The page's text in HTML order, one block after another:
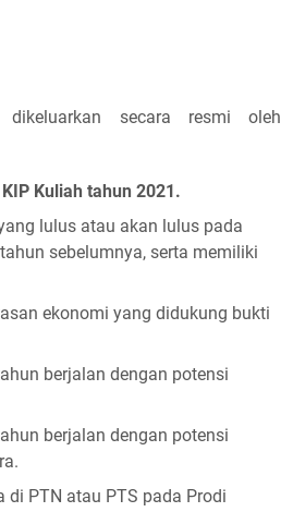
secara resmi oleh
Kuliah tahun 2021.
lulus atau akan lulus pada
sebelumnya, serta memiliki
ekonomi yang didukung bukti
berjalan dengan potensi
berjalan dengan potensi
PTN atau PTS pada Prodi